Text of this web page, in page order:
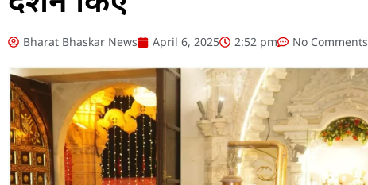
Bharat Bhaskar News April 6, 2025 2:52 pm No Comments